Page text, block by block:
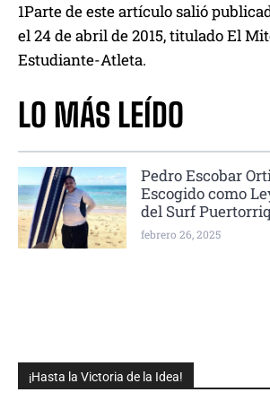
¡Hasta la Victoria de la Idea!
1Parte de este artículo salió
el 24 de abril de 2015, titulado El
Estudiante-Atleta.
LO MÁS LEÍDO
Pedro Escobar
Escogido como
del Surf
febrero 26, 2025